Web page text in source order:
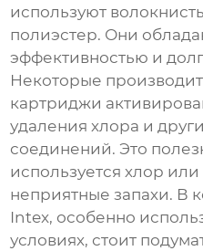
используют
полиэстер. Они
эффективностью и
Некоторые
картриджи
удаления хлора и
соединений. Это
используется хлор
неприятные запахи. В
Intex, особенно
условиях, стоит